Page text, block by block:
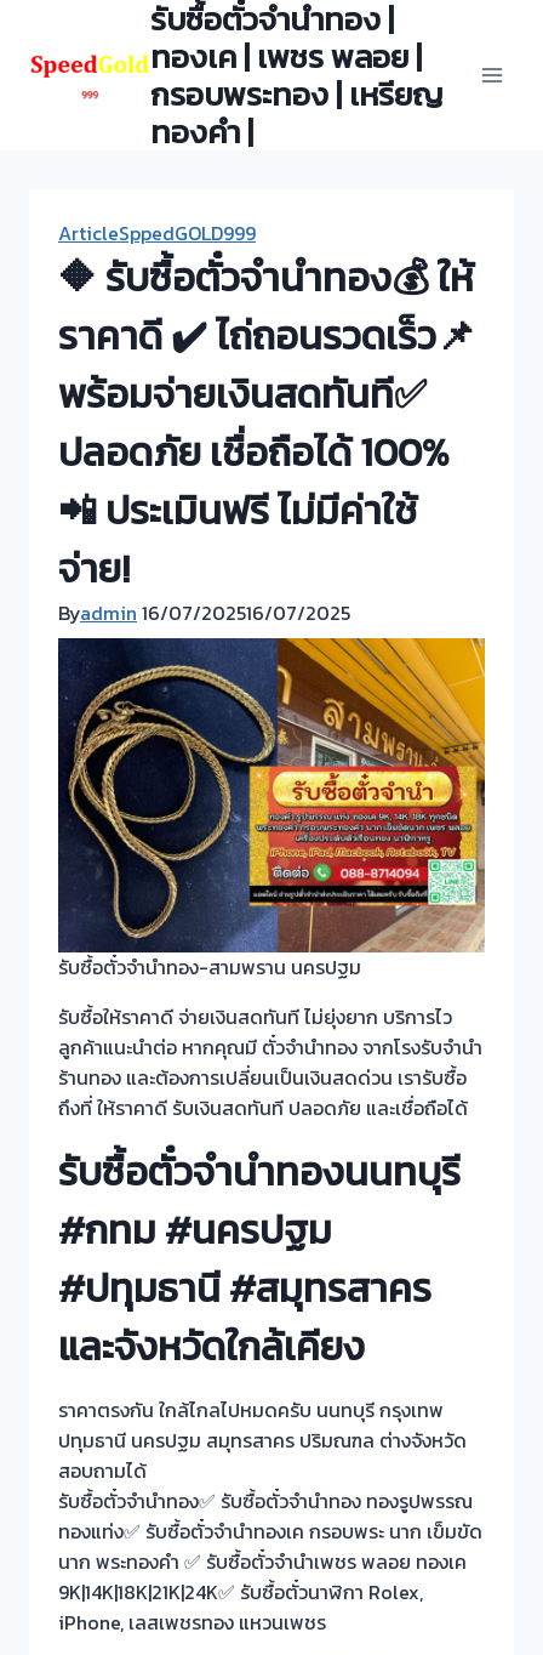
content
รับซื้อตั๋วจำนำทอง |
ทองเค | เพชร พลอย |
กรอบพระทอง | เหรียญ
ทองคำ |
ArticleSppedGOLD999
🔶 รับซื้อตั๋วจำนำทอง💰 ให้
ราคาดี ✔️ ไถ่ถอนรวดเร็ว📌
พร้อมจ่ายเงินสดทันที✅
ปลอดภัย เชื่อถือได้ 100%
📲 ประเมินฟรี ไม่มีค่าใช้
จ่าย!
Byadmin 16/07/202516/07/2025
รับซื้อตั๋วจำนำทอง-สามพราน นครปฐม
รับซื้อให้ราคาดี จ่ายเงินสดทันที ไม่ยุ่งยาก บริการไว
ลูกค้าแนะนำต่อ หากคุณมี ตั๋วจำนำทอง จากโรงรับจำนำ
ร้านทอง และต้องการเปลี่ยนเป็นเงินสดด่วน เรารับซื้อ
ถึงที่ ให้ราคาดี รับเงินสดทันที ปลอดภัย และเชื่อถือได้
รับซื้อตั๋วจำนำทองนนทบุรี
#กทม #นครปฐม
#ปทุมธานี #สมุทรสาคร
และจังหวัดใกล้เคียง
ราคาตรงกัน ใกล้ไกลไปหมดครับ นนทบุรี กรุงเทพ
ปทุมธานี นครปฐม สมุทรสาคร ปริมณฑล ต่างจังหวัด
สอบถามได้
รับซื้อตั๋วจำนำทอง✅ รับซื้อตั๋วจำนำทอง ทองรูปพรรณ
ทองแท่ง✅ รับซื้อตั๋วจำนำทองเค กรอบพระ นาก เข็มขัด
นาก พระทองคำ ✅ รับซื้อตั๋วจำนำเพชร พลอย ทองเค
9K|14K|18K|21K|24K✅ รับซื้อตั๋วนาฬิกา Rolex,
iPhone, เลสเพชรทอง แหวนเพชร